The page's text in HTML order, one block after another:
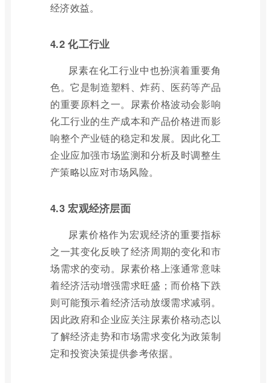
经济效益。
4.2 化工行业
尿素在化工行业中也扮演着重要角
色。它是制造塑料、炸药、医药等产品
的重要原料之一。尿素价格波动会影响
化工行业的生产成本和产品价格进而影
响整个产业链的稳定和发展。因此化工
企业应加强市场监测和分析及时调整生
产策略以应对市场风险。
4.3 宏观经济层面
尿素价格作为宏观经济的重要指标
之一其变化反映了经济周期的变化和市
场需求的变动。尿素价格上涨通常意味
着经济活动增强需求旺盛；而价格下跌
则可能预示着经济活动放缓需求减弱。
因此政府和企业应关注尿素价格动态以
了解经济走势和市场需求变化为政策制
定和投资决策提供参考依据。